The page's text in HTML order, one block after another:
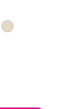
BEIGE